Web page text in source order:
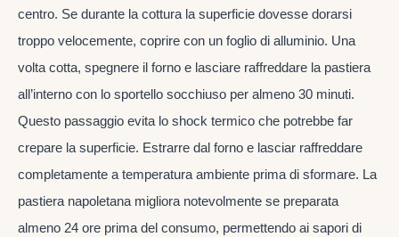
centro. Se durante la cottura la superficie dovesse dorarsi
troppo velocemente, coprire con un foglio di alluminio. Una
volta cotta, spegnere il forno e lasciare raffreddare la pastiera
all’interno con lo sportello socchiuso per almeno 30 minuti.
Questo passaggio evita lo shock termico che potrebbe far
crepare la superficie. Estrarre dal forno e lasciar raffreddare
completamente a temperatura ambiente prima di sformare. La
pastiera napoletana migliora notevolmente se preparata
almeno 24 ore prima del consumo, permettendo ai sapori di